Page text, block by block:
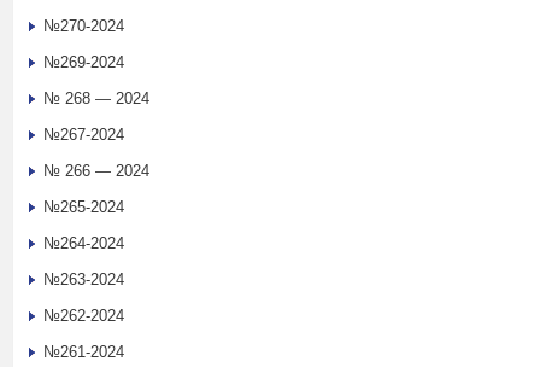
№270-2024
№269-2024
№ 268 — 2024
№267-2024
№ 266 — 2024
№265-2024
№264-2024
№263-2024
№262-2024
№261-2024